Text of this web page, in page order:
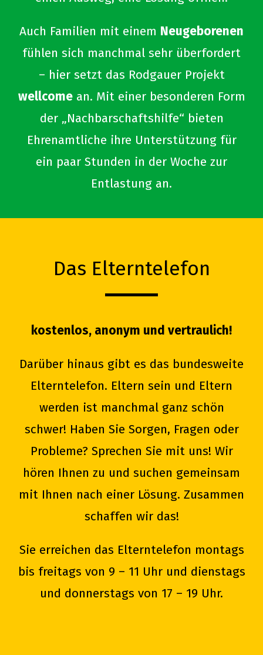
Auch Familien mit einem Neugeborenen
fühlen sich manchmal sehr überfordert
– hier setzt das Rodgauer Projekt
wellcomean. Mit einer besonderen Form
der „Nachbarschaftshilfe“ bieten
Ehrenamtliche ihre Unterstützung für
ein paar Stunden in der Woche zur
Entlastung an.
Das Elterntelefon
kostenlos, anonym und vertraulich!
Darüber hinaus gibt es das bundesweite
Elterntelefon. Eltern sein und Eltern
werden ist manchmal ganz schön
schwer! Haben Sie Sorgen, Fragen oder
Probleme? Sprechen Sie mit uns! Wir
hören Ihnen zu und suchen gemeinsam
mit Ihnen nach einer Lösung. Zusammen
schaffen wir das!
Sie erreichen das Elterntelefon montags
bis freitags von 9 – 11 Uhr und dienstags
und donnerstags von 17 – 19 Uhr.